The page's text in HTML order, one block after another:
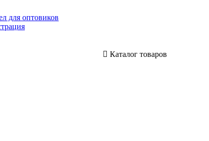
для оптовиков
Каталог товаров